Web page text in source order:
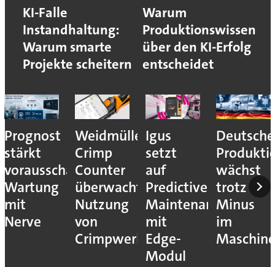
KI-Falle
Instandhaltung:
Warum smarte
Projekte scheitern
Warum
Produktionswissen
über den KI-Erfolg
entscheidet
Prognost
stärkt
vorausschauende
Wartung
mit
Nerve
Weidmüller:
Crimp
Counter
überwacht
Nutzung
von
Crimpwerkzeugen
Igus
setzt
auf
Predictive
Maintenance
mit
Edge-
Modul
Deutsche
wächst
trotz
Minus
im